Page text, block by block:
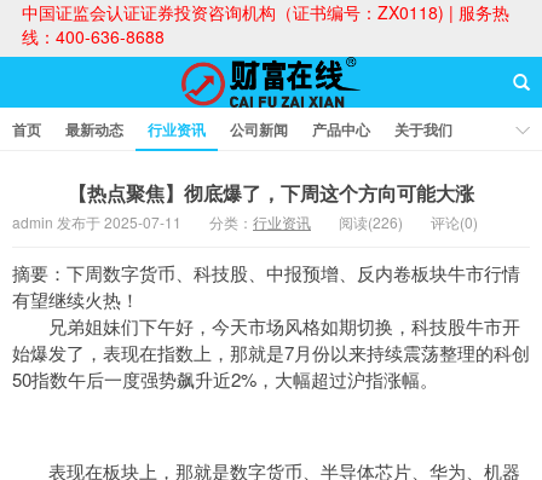
中国证监会认证证券投资咨询机构（证书编号：ZX0118) | 服务热
线：400-636-8688
首页 最新动态 行业资讯 公司新闻 产品中心
关于我们
【热点聚焦】彻底爆了，下周这个方向可能大涨
admin 发布于 2025-07-11 分类： 行业资讯 阅读(226) 评论(0)
摘要：下周数字货币、科技股、中报预增、反内卷板块牛市行情
有望继续火热！
兄弟姐妹们下午好，今天市场风格如期切换，科技股牛市开
始爆发了，表现在指数上，那就是7月份以来持续震荡整理的科创
50指数午后一度强势飙升近2%，大幅超过沪指涨幅。
表现在板块上，那就是数字货币、半导体芯片、华为、机器